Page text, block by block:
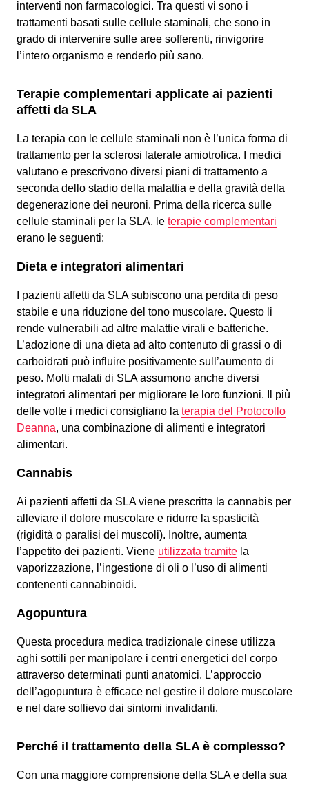
interventi non farmacologici. Tra questi vi sono i
trattamenti basati sulle cellule staminali, che sono in
grado di intervenire sulle aree sofferenti, rinvigorire
l’intero organismo e renderlo più sano.
Terapie complementari applicate ai pazienti
affetti da SLA
La terapia con le cellule staminali non è l’unica forma di
trattamento per la sclerosi laterale amiotrofica. I medici
valutano e prescrivono diversi piani di trattamento a
seconda dello stadio della malattia e della gravità della
degenerazione dei neuroni. Prima della ricerca sulle
cellule staminali per la SLA, le terapie complementari
erano le seguenti:
Dieta e integratori alimentari
I pazienti affetti da SLA subiscono una perdita di peso
stabile e una riduzione del tono muscolare. Questo li
rende vulnerabili ad altre malattie virali e batteriche.
L’adozione di una dieta ad alto contenuto di grassi o di
carboidrati può influire positivamente sull’aumento di
peso. Molti malati di SLA assumono anche diversi
integratori alimentari per migliorare le loro funzioni. Il più
delle volte i medici consigliano la terapia del Protocollo
Deanna, una combinazione di alimenti e integratori
alimentari.
Cannabis
Ai pazienti affetti da SLA viene prescritta la cannabis per
alleviare il dolore muscolare e ridurre la spasticità
(rigidità o paralisi dei muscoli). Inoltre, aumenta
l’appetito dei pazienti. Viene utilizzata tramite la
vaporizzazione, l’ingestione di oli o l’uso di alimenti
contenenti cannabinoidi.
Agopuntura
Questa procedura medica tradizionale cinese utilizza
aghi sottili per manipolare i centri energetici del corpo
attraverso determinati punti anatomici. L’approccio
dell’agopuntura è efficace nel gestire il dolore muscolare
e nel dare sollievo dai sintomi invalidanti.
Perché il trattamento della SLA è complesso?
Con una maggiore comprensione della SLA e della sua